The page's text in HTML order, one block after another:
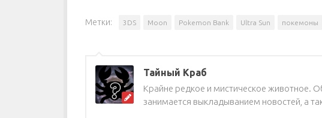
Метки: 3DS Moon Pokemon Bank Ultra Sun покемоны
Тайный Краб
Крайне редкое и мистическое животное.
занимается выкладыванием новостей, а